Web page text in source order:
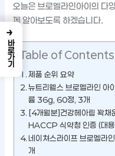
오늘은 브로멜라인아이의 다
께 알아보도록 하겠습니다.
Table of Contents
제품 순위 요약
뉴트리웰스 브로멜라인 아
륨 36g, 60정, 3개
[4개월분]건강헤아림 꽉
HACCP 식약청 인증 (대
네이쳐스라이프 브로멜라
개
→
바로가기